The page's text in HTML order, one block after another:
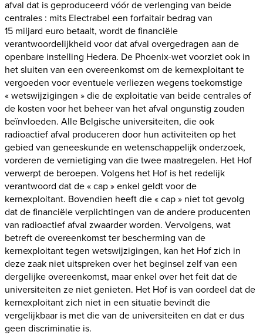
afval dat is geproduceerd vóór de verlenging van beide
centrales : mits Electrabel een forfaitair bedrag van
15 miljard euro betaalt, wordt de financiële
verantwoordelijkheid voor dat afval overgedragen aan de
openbare instelling Hedera. De Phoenix-wet voorziet ook in
het sluiten van een overeenkomst om de kernexploitant te
vergoeden voor eventuele verliezen wegens toekomstige
« wetswijzigingen » die de exploitatie van beide centrales of
de kosten voor het beheer van het afval ongunstig zouden
beïnvloeden. Alle Belgische universiteiten, die ook
radioactief afval produceren door hun activiteiten op het
gebied van geneeskunde en wetenschappelijk onderzoek,
vorderen de vernietiging van die twee maatregelen. Het Hof
verwerpt de beroepen. Volgens het Hof is het redelijk
verantwoord dat de « cap » enkel geldt voor de
kernexploitant. Bovendien heeft die « cap » niet tot gevolg
dat de financiële verplichtingen van de andere producenten
van radioactief afval zwaarder worden. Vervolgens, wat
betreft de overeenkomst ter bescherming van de
kernexploitant tegen wetswijzigingen, kan het Hof zich in
deze zaak niet uitspreken over het beginsel zelf van een
dergelijke overeenkomst, maar enkel over het feit dat de
universiteiten ze niet genieten. Het Hof is van oordeel dat de
kernexploitant zich niet in een situatie bevindt die
vergelijkbaar is met die van de universiteiten en dat er dus
geen discriminatie is.